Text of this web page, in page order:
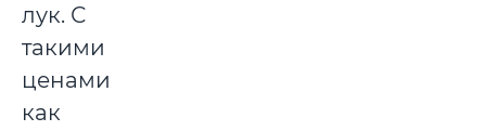
лук. С
такими
ценами
как